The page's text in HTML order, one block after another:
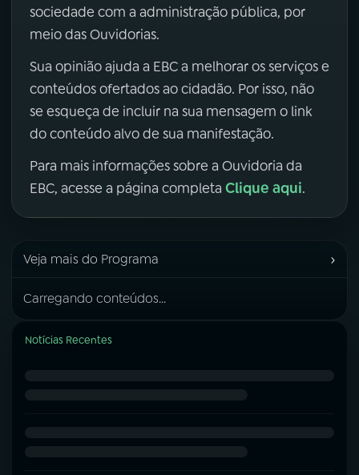
sociedade com a administração pública, por
meio das Ouvidorias.
Sua opinião ajuda a EBC a melhorar os serviços e
conteúdos ofertados ao cidadão. Por isso, não
se esqueça de incluir na sua mensagem o link
do conteúdo alvo de sua manifestação.
Para mais informações sobre a Ouvidoria da
EBC, acesse a página completa Clique aqui.
Veja mais do Programa ›
Carregando conteúdos...
Notícias Recentes